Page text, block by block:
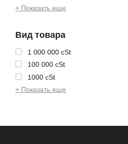
+ Показать еще
Вид товара
1 000 000 cSt
100 000 cSt
1000 cSt
+ Показать еще